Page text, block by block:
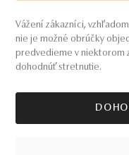
Vážení zákazníci,
nie je možné obrúčky
predvedieme v niektorom
dohodnúť stretnutie.